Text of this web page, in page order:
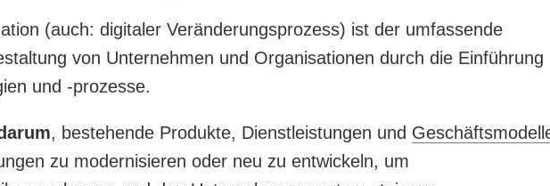
(auch: digitaler Veränderungsprozess) ist der umfassende
von Unternehmen und Organisationen durch die Einführung
und -prozesse.
, bestehende Produkte, Dienstleistungen und
zu modernisieren oder neu zu entwickeln, um